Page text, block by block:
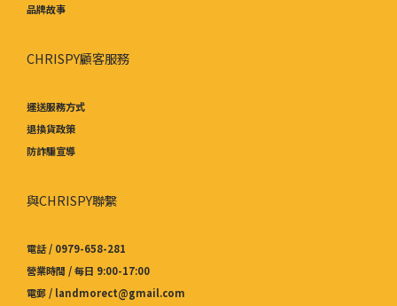
品牌故事
CHRISPY顧客服務
運送服務方式
退換貨政策
防詐騙宣導
與CHRISPY聯繫
電話 / 0979-658-281
營業時間 / 每日 9:00-17:00
電郵 / landmorect@gmail.com